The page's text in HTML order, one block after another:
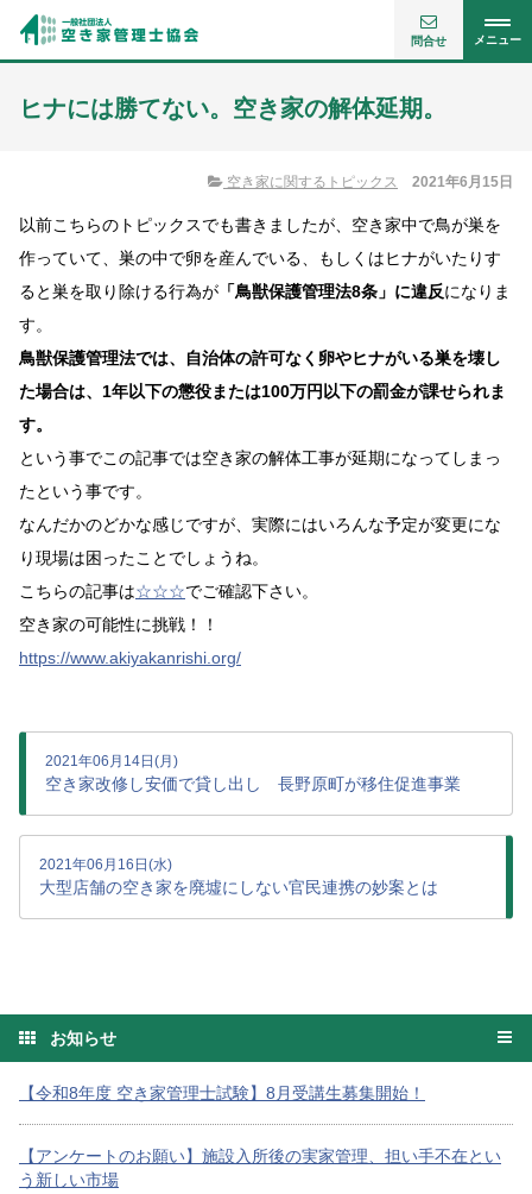
メニュー
問合せ
ヒナには勝てない。空き家の解体延期。
空き家に関するトピックス 2021年6月15日
以前こちらのトピックスでも書きましたが、空き家中で鳥が巣を
作っていて、巣の中で卵を産んでいる、もしくはヒナがいたりす
ると巣を取り除ける行為が 「鳥獣保護管理法8条」に違反になりま
す。
鳥獣保護管理法では、自治体の許可なく卵やヒナがいる巣を壊し
た場合は、1年以下の懲役または100万円以下の罰金が課せられま
す。
という事でこの記事では空き家の解体工事が延期になってしまっ
たという事です。
なんだかのどかな感じですが、実際にはいろんな予定が変更にな
り現場は困ったことでしょうね。
こちらの記事は☆☆☆でご確認下さい。
空き家の可能性に挑戦！！
https://www.akiyakanrishi.org/
2021年06月14日(月)
空き家改修し安価で貸し出し 長野原町が移住促進事業
2021年06月16日(水)
大型店舗の空き家を廃墟にしない官民連携の妙案とは
お知らせ
【令和8年度 空き家管理士試験】8月受講生募集開始！
【アンケートのお願い】施設入所後の実家管理、担い手不在とい
う新しい市場